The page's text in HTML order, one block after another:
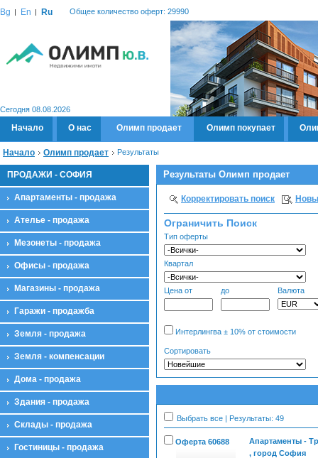
Bg En Ru Общее количество оферт: 29990
Сегодня 08.08.2026
Начало О нас Олимп продает Олимп покупает
Начало Олимп продает Результаты
ПРОДАЖИ - СОФИЯ
Апартаменты - продажа
Ателье - продажа
Мезонеты - продажа
Офисы - продажа
Магазины - продажа
Гаражи - продажба
Земля - продажа
Земля - компенсации
Дома - продажа
Здания - продажа
Склады - продажа
Гостиницы - продажа
Результаты Олимп продает
Корректировать поиск
Ограничить Поиск
Тип оферты
Квартал
Цена от до Валюта
Интерлингва ± 10% от стоимости
Сортировать
Выбрать все | Результаты: 49
Оферта 60688
Апартаменты -
, город София